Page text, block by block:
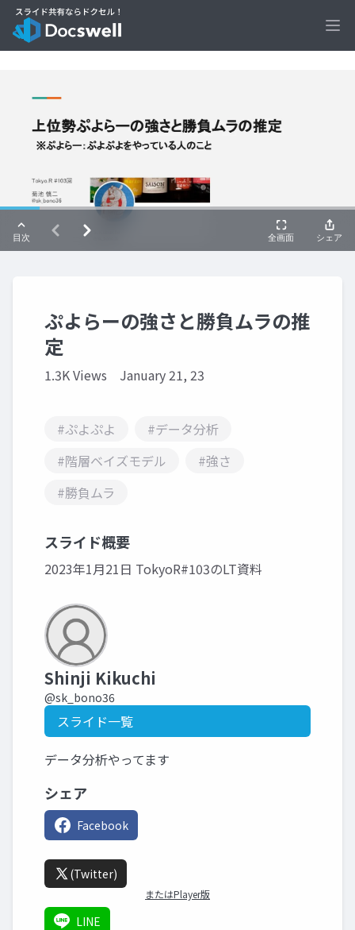
ぷよらーの強さと勝負ムラの推
定
1.3K Views January 21, 23
#ぷよぷよ
#データ分析
#階層ベイズモデル
#強さ
#勝負ムラ
スライド概要
2023年1月21日 TokyoR#103のLT資料
Shinji Kikuchi
@sk_bono36
スライド一覧
データ分析やってます
シェア
Facebook
(Twitter)
またはPlayer版
LINE